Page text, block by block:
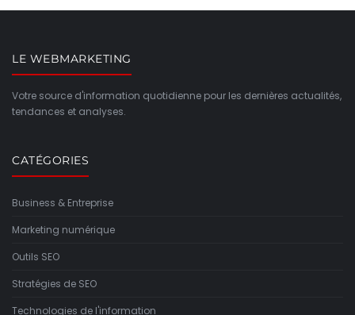
LE WEBMARKETING
Votre source d'information quotidienne pour les dernières actualités,
tendances et analyses.
CATÉGORIES
Business & Entreprise
Marketing numérique
Outils SEO
Stratégies de SEO
Technologies de l'information